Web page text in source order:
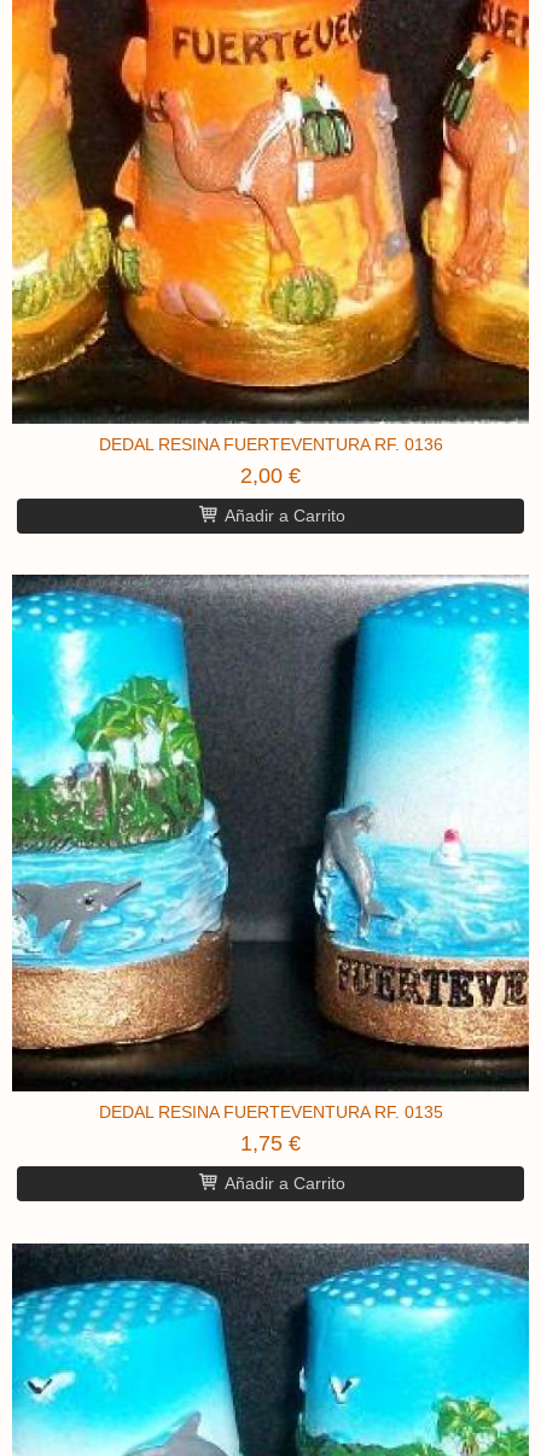
DEDAL RESINA FUERTEVENTURA RF. 0136
2,00 €
Añadir a Carrito
DEDAL RESINA FUERTEVENTURA RF. 0135
1,75 €
Añadir a Carrito